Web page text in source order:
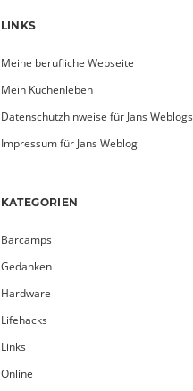
LINKS
Meine berufliche Webseite
Mein Küchenleben
Datenschutzhinweise für Jans Weblogs
Impressum für Jans Weblog
KATEGORIEN
Barcamps
Gedanken
Hardware
Lifehacks
Links
Online